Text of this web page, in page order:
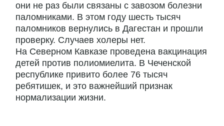
они не раз были связаны с завозом болезни
паломниками. В этом году шесть тысяч
паломников вернулись в Дагестан и прошли
проверку. Случаев холеры нет.
На Северном Кавказе проведена вакцинация
детей против полиомиелита. В Чеченской
республике привито более 76 тысяч
ребятишек, и это важнейший признак
нормализации жизни.